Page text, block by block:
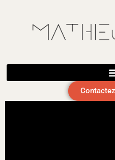
Magicien pour
Vos collaborateurs arriveront en